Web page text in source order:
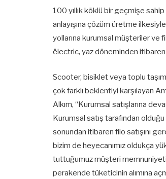
100 yıllık köklü bir geçmişe
anlayışına çözüm üretme
yollarına kurumsal müşteriler ve
ëlectric, yaz döneminden
Scooter, bisiklet veya toplu
çok farklı beklentiyi karşılayan
Alkım, “Kurumsal satışlarına
Kurumsal satış tarafından
sonundan itibaren filo satışını
bizim de heyecanımız oldukça
tuttuğumuz müşteri
perakende tüketicinin alımına